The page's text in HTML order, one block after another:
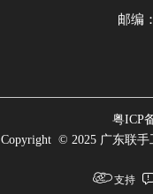
邮编
粤ICP
Copyright  © 2025 广东联
支持